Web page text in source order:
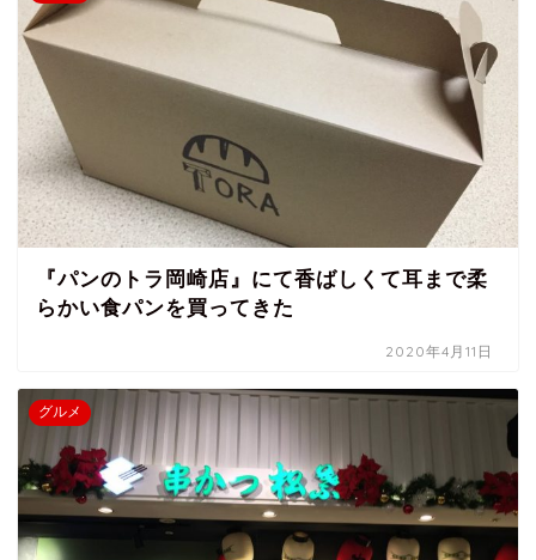
『パンのトラ岡崎店』にて香ばしくて耳まで柔
らかい食パンを買ってきた
2020年4月11日
グルメ